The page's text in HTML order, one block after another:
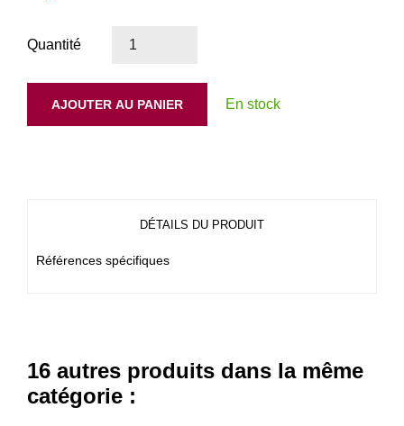
Quantité
AJOUTER AU PANIER En stock
DÉTAILS DU PRODUIT
Références spécifiques
16 autres produits dans la même
catégorie :